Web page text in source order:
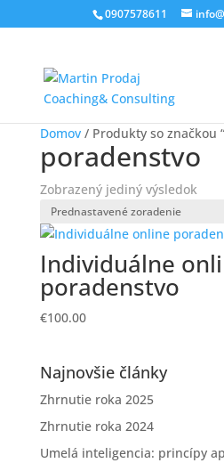
0907578611
Domov/ Produkty so značkou
poradenstvo
Zobrazený jediný výsledok
Individuálne
poradenstvo
€100.00
Najnovšie články
Zhrnutie roka 2025
Zhrnutie roka 2024
Umelá inteligencia: princípy